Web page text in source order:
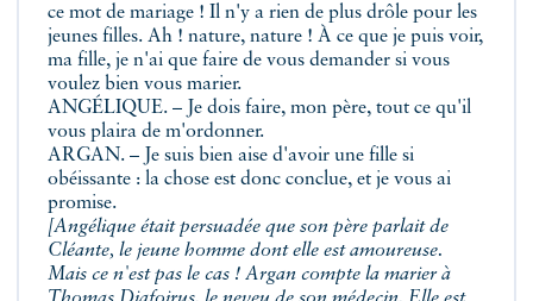
ce mot de mariage ! Il n'y a rien de plus drôle pour les
jeunes filles. Ah ! nature, nature ! À ce que je puis voir,
ma fille, je n'ai que faire de vous demander si vous
voulez bien vous marier.
ANGÉLIQUE. – Je dois faire, mon père, tout ce qu'il
vous plaira de m'ordonner.
ARGAN. – Je suis bien aise d'avoir une fille si
obéissante : la chose est donc conclue, et je vous ai
promise.
[Angélique était persuadée que son père parlait de
Cléante, le jeune homme dont elle est amoureuse.
Mais ce n'est pas le cas ! Argan compte la marier à